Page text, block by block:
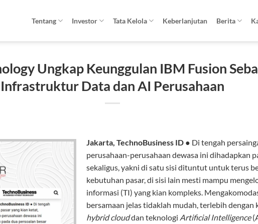
Tentang Investor Tata Kelola Keberlanjutan Berita
Ungkap Keunggulan IBM Fusion
Infrastruktur Data dan AI Perusahaan
Jakarta, TechnoBusiness ID ● Di tengah
perusahaan-perusahaan dewasa ini dihadapkan
sekaligus, yakni di satu sisi dituntut untuk terus
kebutuhan pasar, di sisi lain mesti mampu
informasi (TI) yang kian kompleks.
bersamaan jelas tidaklah mudah, terlebih dengan
hybrid clouddan teknologi Artificial Intelligence